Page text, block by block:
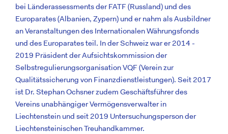
bei Länderassessments der FATF (Russland) und des
Europarates (Albanien, Zypern) und er nahm als Ausbildner
an Veranstaltungen des Internationalen Währungsfonds
und des Europarates teil. In der Schweiz war er 2014 -
2019 Präsident der Aufsichtskommission der
Selbstregulierungsorganisation VQF (Verein zur
Qualitätssicherung von Finanzdienstleistungen). Seit 2017
ist Dr. Stephan Ochsner zudem Geschäftsführer des
Vereins unabhängiger Vermögensverwalter in
Liechtenstein und seit 2019 Untersuchungsperson der
Liechtensteinischen Treuhandkammer.